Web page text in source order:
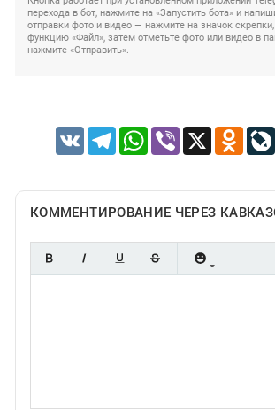
перехода в бот, нажмите на «Запустить бота» и
отправки фото и видео — нажмите на значок
функцию «Файл», затем отметьте фото или видео в
нажмите «Отправить».
VK TelegramWhatsApp
Viber X
КОММЕНТИРОВАНИЕ ЧЕРЕЗ